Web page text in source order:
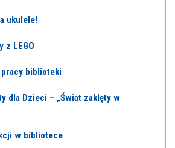
ukulele!
z LEGO
pracy biblioteki
dla Dzieci – „Świat zaklęty w
w bibliotece